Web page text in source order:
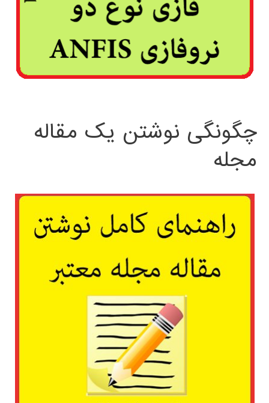
چگونگی نوشتن یک مقاله
مجله